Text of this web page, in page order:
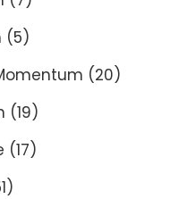
(5)
(20)
(19)
(17)